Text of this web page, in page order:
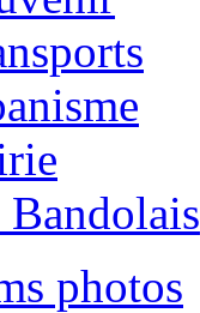
photos